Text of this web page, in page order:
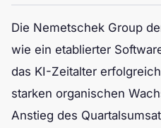
Die Nemetschek Group
wie ein etablierter
das KI-Zeitalter
starken organischen
Anstieg des